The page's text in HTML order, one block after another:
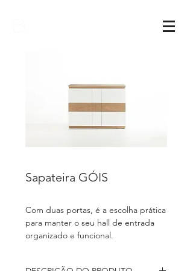
Sapateira GÓIS
Com duas portas, é a escolha prática
para manter o seu hall de entrada
organizado e funcional.